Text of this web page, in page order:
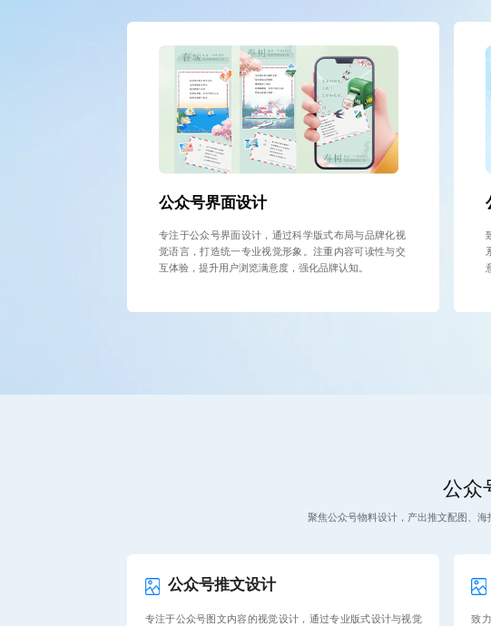
公众号界面设计
专注于公众号界面设计，通过科学版式布局与品牌化视
觉语言，打造统一专业视觉形象。注重内容可读性与交
互体验，提升用户浏览满意度，强化品牌认知。
公众
聚焦公众号物料设计，产出推文配图、
公众号推文设计
专注于公众号图文内容的视觉设计，通过专业版式设计与视觉
致